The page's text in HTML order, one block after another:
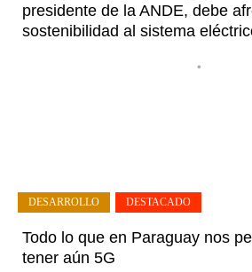
presidente de la ANDE, debe
sostenibilidad al sistema
•
Todo lo que en Paraguay nos
tener aún 5G
DESARROLLO DESTACADO